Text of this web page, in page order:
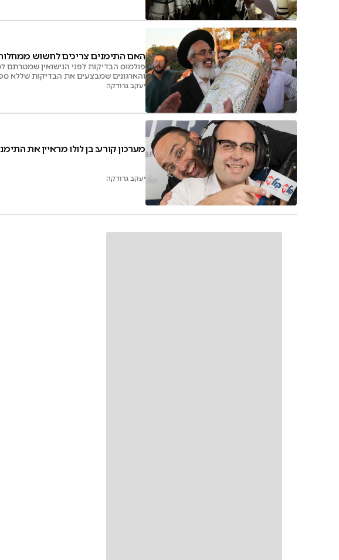
האם התימנים צריכים לחשוש
פולמוס הבדיקות לפני הנישואין שמטרתם
והארגונים שמבצעים את הבדיקות שללא
יעקב גרודקה
מערכון קורע: בן לולו מראיין את
יעקב גרודקה